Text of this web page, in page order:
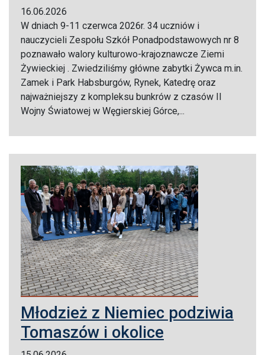
16.06.2026
W dniach 9-11 czerwca 2026r. 34 uczniów i
nauczycieli Zespołu Szkół Ponadpodstawowych nr 8
poznawało walory kulturowo-krajoznawcze Ziemi
Żywieckiej . Zwiedziliśmy główne zabytki Żywca m.in.
Zamek i Park Habsburgów, Rynek, Katedrę oraz
najważniejszy z kompleksu bunkrów z czasów II
Wojny Światowej w Węgierskiej Górce,...
Młodzież z Niemiec podziwia
Tomaszów i okolice